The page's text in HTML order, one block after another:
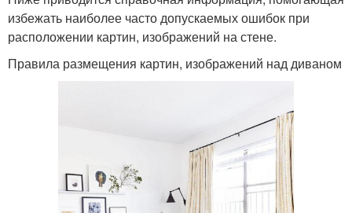
избежать наиболее часто допускаемых ошибок при
расположении картин, изображений на стене.
Правила размещения картин, изображений над диваном